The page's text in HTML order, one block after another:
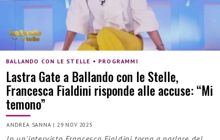
BALLANDO CON LE STELLE • PROGRAMMI
Lastra Gate a Ballando con le Stelle,
Francesca Fialdini risponde alle accuse: “Mi
temono”
ANDREA SANNA | 29 NOV 2025